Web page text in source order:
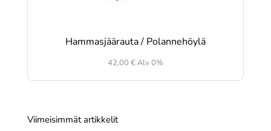
Hammasjäärauta / Polannehöylä
42,00 €Alv 0%
Viimeisimmät artikkelit